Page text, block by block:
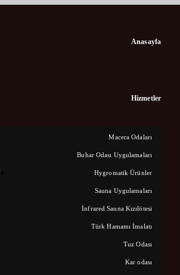
Anasayfa
Hizmetler
Macera Odaları
Buhar Odası Uygulamaları
Hygromatik Ürünler
Sauna Uygulamaları
İnfrared Sauna Kızılötesi
Türk Hamamı İmalatı
Tuz Odası
Kar odası